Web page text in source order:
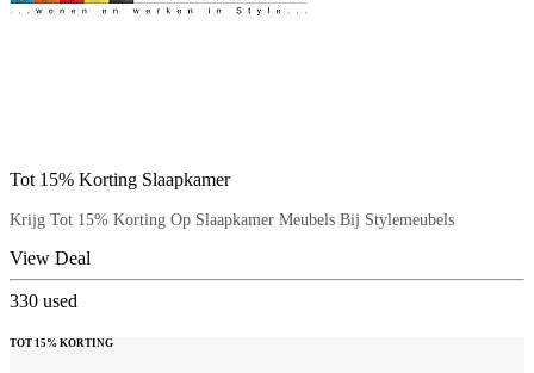
Tot 15% Korting Slaapkamer
Krijg Tot 15% Korting Op Slaapkamer Meubels Bij Stylemeubels
View Deal
330 used
TOT 15% KORTING